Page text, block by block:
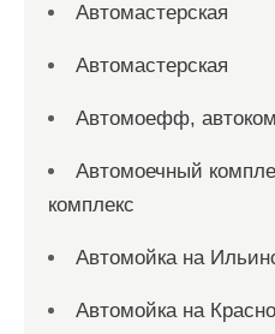
Автомастерская
Автомастерская
Автомоефф,
Автомоечный
комплекс
Автомойка на
Автомойка на